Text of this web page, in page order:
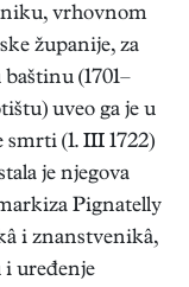
vrhovnom
županije, za
(1701–
uveo ga je u
smrti (1. III 1722)
je njegova
Pignatelly
i znanstvenikâ,
i uređenje